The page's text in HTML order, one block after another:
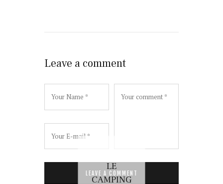
Leave a comment
LE
CAMPING